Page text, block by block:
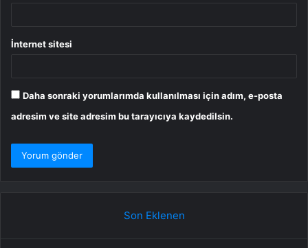
İnternet sitesi
Daha sonraki yorumlarımda kullanılması için adım, e-posta
adresim ve site adresim bu tarayıcıya kaydedilsin.
Son Eklenen